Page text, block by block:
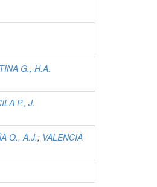
G., H.A.
P., J.
Q., A.J.; VALENCIA